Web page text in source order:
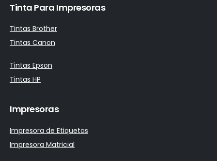
Tinta Para Impresoras
Tintas Brother
Tintas Canon
Tintas Epson
Tintas HP
Impresoras
Impresora de Etiquetas
Impresora Matricial